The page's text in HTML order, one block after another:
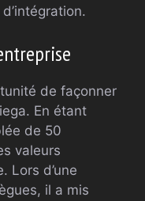
de façonner
En étant
de 50
valeurs
Lors d’une
il a mis